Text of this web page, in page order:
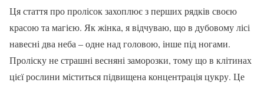
Ця стаття про пролісок захоплює з перших рядків своєю
красою та магією. Як жінка, я відчуваю, що в дубовому лісі
навесні два неба – одне над головою, інше під ногами.
Проліску не страшні весняні заморозки, тому що в клітинах
цієї рослини міститься підвищена концентрація цукру. Це